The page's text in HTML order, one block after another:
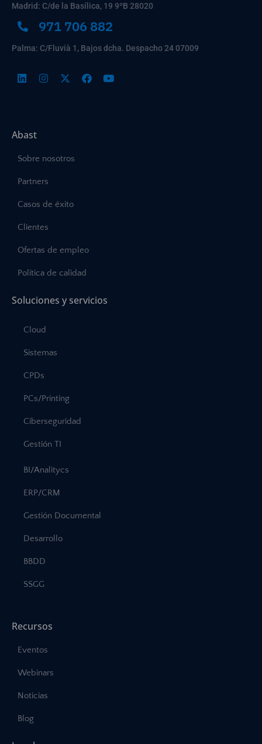
Madrid: C/de la Basílica, 19 9ºB 28020
971 706 882
Palma: C/Fluvià 1, Bajos dcha. Despacho 24 07009
Abast
Sobre nosotros
Partners
Casos de éxito
Clientes
Ofertas de empleo
Política de calidad
Soluciones y servicios
Cloud
Sistemas
CPDs
PCs/Printing
Ciberseguridad
Gestión TI
BI/Analitycs
ERP/CRM
Gestión Documental
Desarrollo
BBDD
SSGG
Recursos
Eventos
Webinars
Noticias
Blog